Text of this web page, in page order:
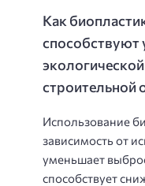
Как
строительной
Использование
зависимость от
уменьшает
способствует